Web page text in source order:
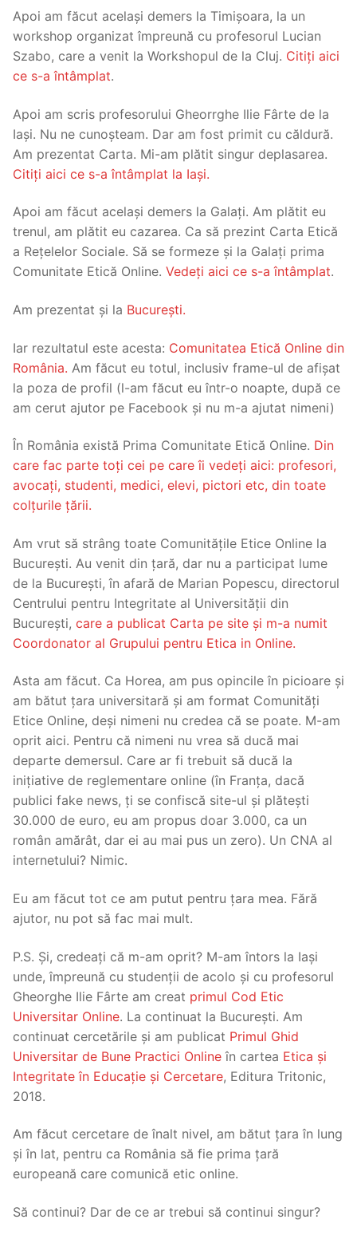
Apoi am făcut același demers la Timișoara, la un
workshop organizat împreună cu profesorul Lucian
Szabo, care a venit la Workshopul de la Cluj. Citiți aici
ce s-a întâmplat.
Apoi am scris profesorului Gheorrghe Ilie Fârte de la
Iași. Nu ne cunoșteam. Dar am fost primit cu căldură.
Am prezentat Carta. Mi-am plătit singur deplasarea.
Citiți aici ce s-a întâmplat la Iași.
Apoi am făcut același demers la Galați. Am plătit eu
trenul, am plătit eu cazarea. Ca să prezint Carta Etică
a Rețelelor Sociale. Să se formeze și la Galați prima
Comunitate Etică Online. Vedeți aici ce s-a întâmplat.
Am prezentat și la București.
Iar rezultatul este acesta: Comunitatea Etică Online din
România. Am făcut eu totul, inclusiv frame-ul de afișat
la poza de profil (l-am făcut eu într-o noapte, după ce
am cerut ajutor pe Facebook și nu m-a ajutat nimeni)
În România există Prima Comunitate Etică Online. Din
care fac parte toți cei pe care îi vedeți aici: profesori,
avocați, studenti, medici, elevi, pictori etc, din toate
colțurile țării.
Am vrut să strâng toate Comunitățile Etice Online la
București. Au venit din țară, dar nu a participat lume
de la București, în afară de Marian Popescu, directorul
Centrului pentru Integritate al Universității din
București, care a publicat Carta pe site și m-a numit
Coordonator al Grupului pentru Etica in Online.
Asta am făcut. Ca Horea, am pus opincile în picioare și
am bătut țara universitară și am format Comunități
Etice Online, deși nimeni nu credea că se poate. M-am
oprit aici. Pentru că nimeni nu vrea să ducă mai
departe demersul. Care ar fi trebuit să ducă la
inițiative de reglementare online (în Franța, dacă
publici fake news, ți se confiscă site-ul și plătești
30.000 de euro, eu am propus doar 3.000, ca un
român amărât, dar ei au mai pus un zero). Un CNA al
internetului? Nimic.
Eu am făcut tot ce am putut pentru țara mea. Fără
ajutor, nu pot să fac mai mult.
P.S. Și, credeați că m-am oprit? M-am întors la Iași
unde, împreună cu studenții de acolo și cu profesorul
Gheorghe Ilie Fârte am creat primul Cod Etic
Universitar Online. La continuat la București. Am
continuat cercetările și am publicat Primul Ghid
Universitar de Bune Practici Online în cartea Etica și
Integritate în Educație și Cercetare, Editura Tritonic,
2018.
Am făcut cercetare de înalt nivel, am bătut țara în lung
și în lat, pentru ca România să fie prima țară
europeană care comunică etic online.
Să continui? Dar de ce ar trebui să continui singur?